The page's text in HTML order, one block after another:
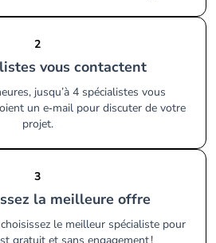
2
vous contactent
jusqu’à 4 spécialistes vous
un e‑mail pour discuter de votre
projet.
3
la meilleure offre
le meilleur spécialiste pour